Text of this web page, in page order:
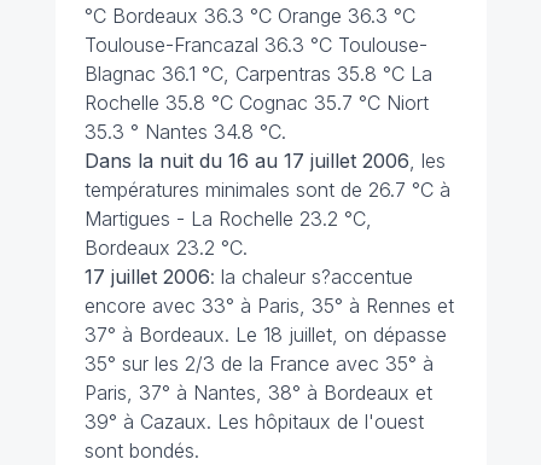
°C Bordeaux 36.3 °C Orange 36.3 °C
Toulouse-Francazal 36.3 °C Toulouse-
Blagnac 36.1 °C, Carpentras 35.8 °C La
Rochelle 35.8 °C Cognac 35.7 °C Niort
35.3 ° Nantes 34.8 °C.
Dans la nuit du 16 au 17 juillet 2006, les
températures minimales sont de 26.7 °C à
Martigues - La Rochelle 23.2 °C,
Bordeaux 23.2 °C.
17 juillet 2006: la chaleur s?accentue
encore avec 33° à Paris, 35° à Rennes et
37° à Bordeaux. Le 18 juillet, on dépasse
35° sur les 2/3 de la France avec 35° à
Paris, 37° à Nantes, 38° à Bordeaux et
39° à Cazaux. Les hôpitaux de l'ouest
sont bondés.